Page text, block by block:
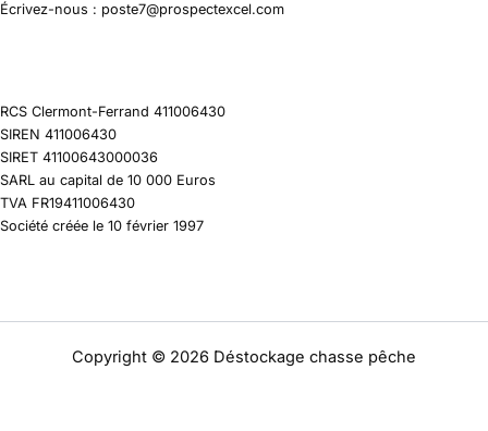
Écrivez-nous : poste7@prospectexcel.com
RCS Clermont-Ferrand 411006430
SIREN 411006430
SIRET 41100643000036
SARL au capital de 10 000 Euros
TVA FR19411006430
Société créée le 10 février 1997
Copyright © 2026 Déstockage chasse pêche